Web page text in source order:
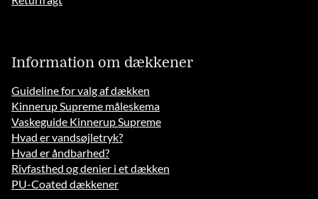
Information om dækkener
Guideline for valg af dækken
Kinnerup Supreme måleskema
Vaskeguide Kinnerup Supreme
Hvad er vandsøjletryk?
Hvad er åndbarhed?
Rivfasthed og denier i et dækken
PU-Coated dækkener